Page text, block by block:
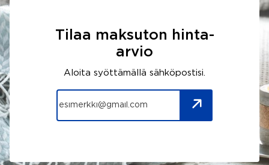
Tilaa maksuton hinta-
arvio
Aloita syöttämällä sähköpostisi.